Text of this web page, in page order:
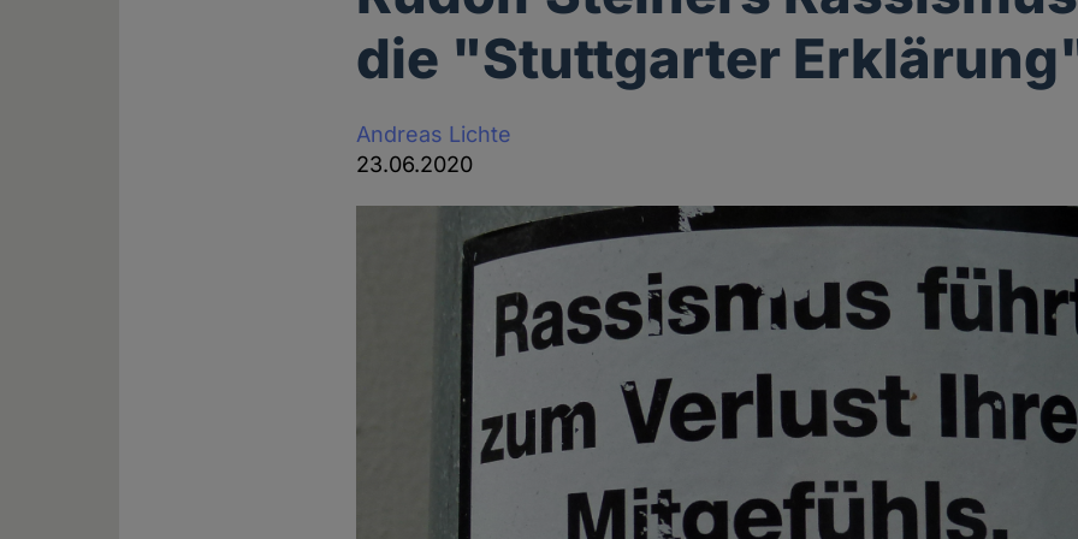
die "Stuttgarter
Andreas Lichte
23.06.2020